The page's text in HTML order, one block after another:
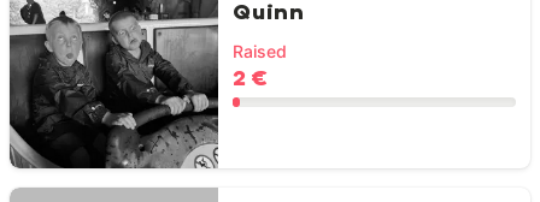
Quinn
Raised
2 €